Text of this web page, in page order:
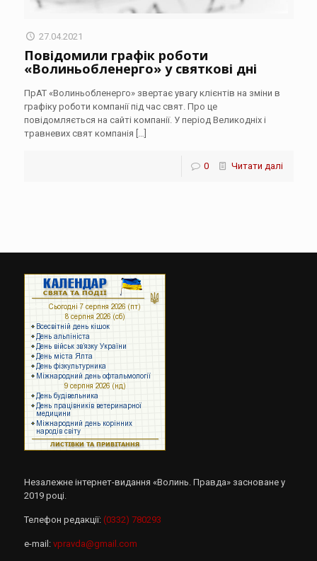
27.04.2021
Повідомили графік роботи
«Волиньобленерго» у святкові дні
ПрАТ «Волиньобленерго» звертає увагу клієнтів на зміни в
графіку роботи компанії під час свят. Про це
повідомляється на сайті компанії. У період Великодніх і
травневих свят компанія
0 Читати далі
Незалежне інтернет-видання «Волинь. Правда» засноване у
2019 році.
Телефон редакції: (0332) 780293
e-mail: vpravda@gmail.com